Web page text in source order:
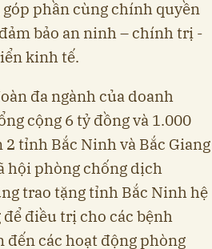
phần cùng chính quyền
bảo an ninh – chính trị -
kinh tế.
đa ngành của doanh
cộng 6 tỷ đồng và 1.000
tỉnh Bắc Ninh và Bắc Giang
hội phòng chống dịch
trao tặng tỉnh Bắc Ninh hệ
điều trị cho các bệnh
đến các hoạt động phòng